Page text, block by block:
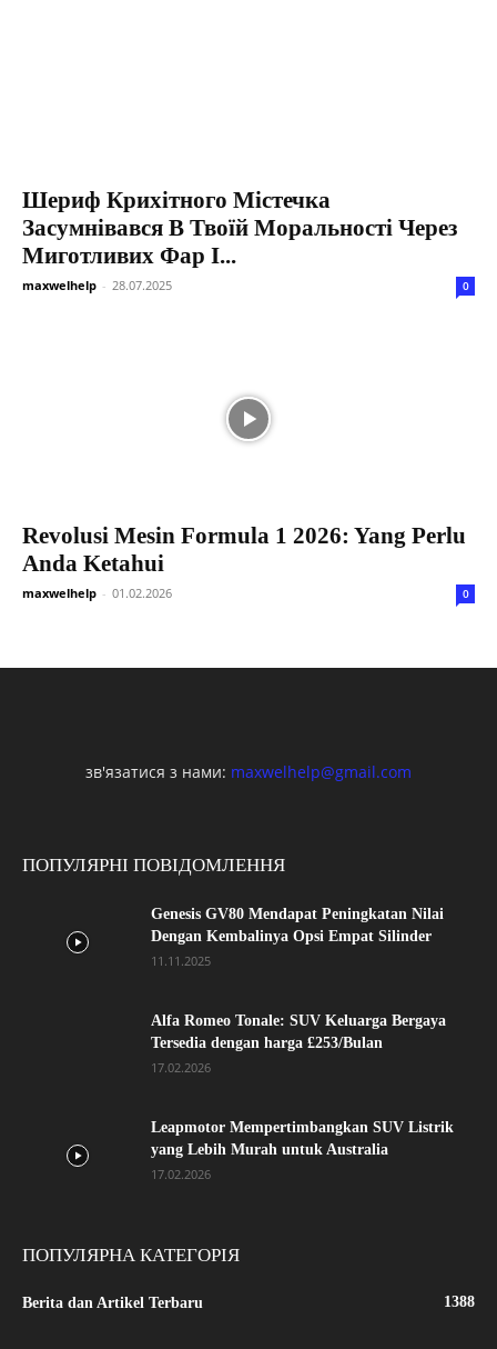
Шериф Крихітного Містечка
Засумнівався В Твоїй Моральності Через
Миготливих Фар І...
maxwelhelp - 28.07.2025 0
Revolusi Mesin Formula 1 2026: Yang Perlu
Anda Ketahui
maxwelhelp - 01.02.2026 0
зв'язатися з нами: maxwelhelp@gmail.com
ПОПУЛЯРНІ ПОВІДОМЛЕННЯ
Genesis GV80 Mendapat Peningkatan Nilai
Dengan Kembalinya Opsi Empat Silinder
11.11.2025
Alfa Romeo Tonale: SUV Keluarga Bergaya
Tersedia dengan harga £253/Bulan
17.02.2026
Leapmotor Mempertimbangkan SUV Listrik
yang Lebih Murah untuk Australia
17.02.2026
ПОПУЛЯРНА КАТЕГОРІЯ
Berita dan Artikel Terbaru 1388